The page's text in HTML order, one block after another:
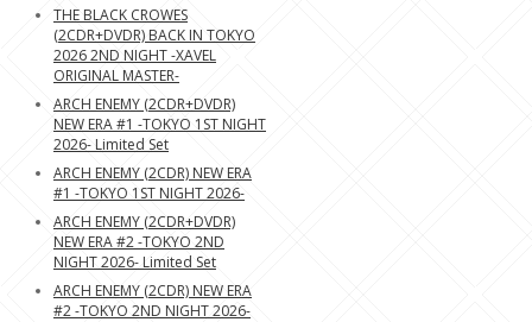
THE BLACK CROWES
(2CDR+DVDR) BACK IN TOKYO
2026 2ND NIGHT -XAVEL
ORIGINAL MASTER-
ARCH ENEMY (2CDR+DVDR)
NEW ERA #1 -TOKYO 1ST NIGHT
2026- Limited Set
ARCH ENEMY (2CDR) NEW ERA
#1 -TOKYO 1ST NIGHT 2026-
ARCH ENEMY (2CDR+DVDR)
NEW ERA #2 -TOKYO 2ND
NIGHT 2026- Limited Set
ARCH ENEMY (2CDR) NEW ERA
#2 -TOKYO 2ND NIGHT 2026-